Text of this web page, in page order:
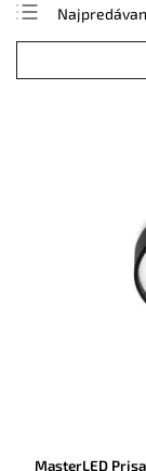
Najlacnejšie
Najdrahšie
MasterLED